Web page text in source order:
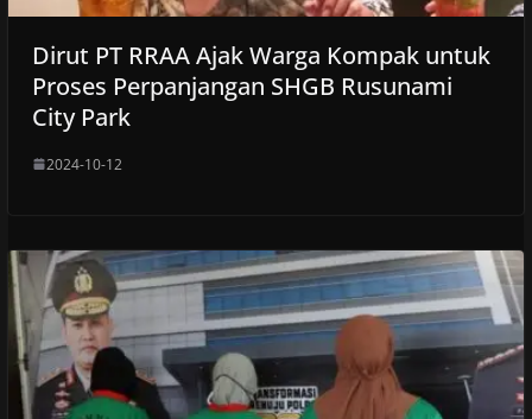
Dirut PT RRAA Ajak Warga Kompak untuk
Proses Perpanjangan SHGB Rusunami
City Park
2024-10-12